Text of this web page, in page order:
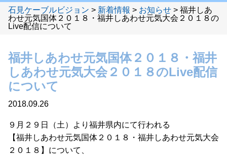
石見ケーブルビジョン > 新着情報 > お知らせ > 福井しあ
わせ元気国体２０１８・福井しあわせ元気大会２０１８の
Live配信について
福井しあわせ元気国体２０１８・福井
しあわせ元気大会２０１８のLive配信
について
2018.09.26
９月２９日（土）より福井県内にて行われる
【福井しあわせ元気国体２０１８・福井しあわせ元気大会
２０１８】について、